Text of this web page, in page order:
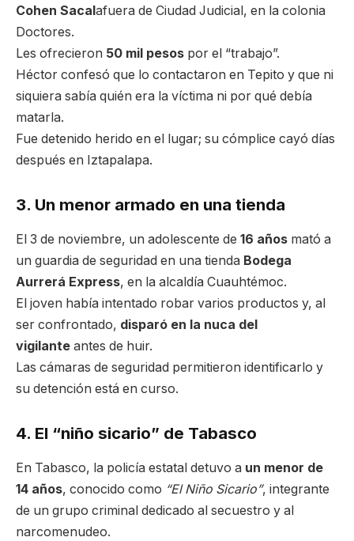
Cohen Sacalafuera de Ciudad Judicial, en la colonia
Doctores.
Les ofrecieron 50 mil pesos por el “trabajo”.
Héctor confesó que lo contactaron en Tepito y que ni
siquiera sabía quién era la víctima ni por qué debía
matarla.
Fue detenido herido en el lugar; su cómplice cayó días
después en Iztapalapa.
3. Un menor armado en una tienda
El 3 de noviembre, un adolescente de 16 años mató a
un guardia de seguridad en una tienda Bodega
Aurrerá Express, en la alcaldía Cuauhtémoc.
El joven había intentado robar varios productos y, al
ser confrontado, disparó en la nuca del
vigilante antes de huir.
Las cámaras de seguridad permitieron identificarlo y
su detención está en curso.
4. El “niño sicario” de Tabasco
En Tabasco, la policía estatal detuvo a un menor de
14 años, conocido como “El Niño Sicario”, integrante
de un grupo criminal dedicado al secuestro y al
narcomenudeo.